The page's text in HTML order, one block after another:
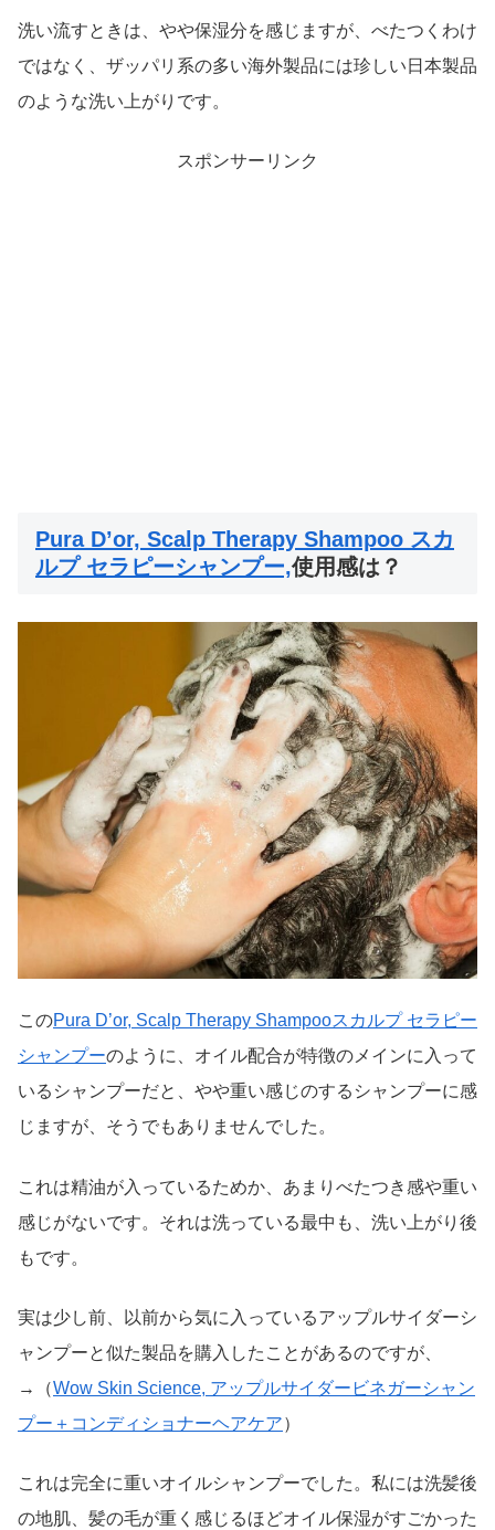
洗い流すときは、やや保湿分を感じますが、べたつくわけ
ではなく、ザッパリ系の多い海外製品には珍しい日本製品
のような洗い上がりです。
スポンサーリンク
Pura D’or, Scalp Therapy Shampoo スカ
ルプ セラピーシャンプー,使用感は？
このPura D’or, Scalp Therapy Shampooスカルプ セラピー
シャンプーのように、オイル配合が特徴のメインに入って
いるシャンプーだと、やや重い感じのするシャンプーに感
じますが、そうでもありませんでした。
これは精油が入っているためか、あまりべたつき感や重い
感じがないです。それは洗っている最中も、洗い上がり後
もです。
実は少し前、以前から気に入っているアップルサイダーシ
ャンプーと似た製品を購入したことがあるのですが、
→（Wow Skin Science, アップルサイダービネガーシャン
プー＋コンディショナーヘアケア）
これは完全に重いオイルシャンプーでした。私には洗髪後
の地肌、髪の毛が重く感じるほどオイル保湿がすごかった